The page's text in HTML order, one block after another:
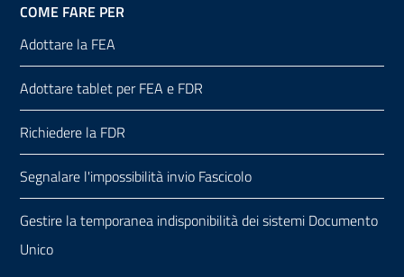
COME FARE PER
Adottare la FEA
Adottare tablet per FEA e FDR
Richiedere la FDR
Segnalare l'impossibilità invio Fascicolo
Gestire la temporanea indisponibilità dei sistemi Documento
Unico